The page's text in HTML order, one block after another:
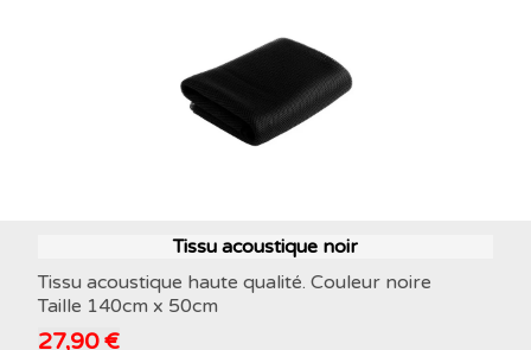
Tissu acoustique noir
Tissu acoustique haute qualité. Couleur noire
Taille 140cm x 50cm
27,90 €